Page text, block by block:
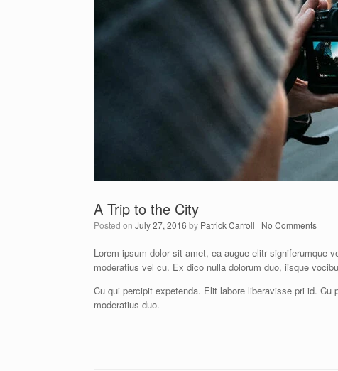
A Trip to the City
Posted on July 27, 2016 by Patrick Carroll | No Comments
Lorem ipsum dolor sit amet, ea augue elitr signiferumque
moderatius vel cu. Ex dico nulla dolorum duo, iisque
Cu qui percipit expetenda. Elit labore liberavisse pri id.
moderatius duo.